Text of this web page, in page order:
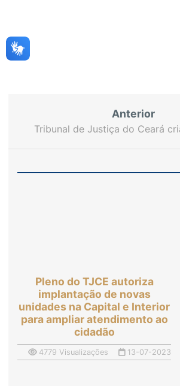
Anterior
Tribunal de Justiça do Ceará
Juizados Especiais para
Judiciário
Pleno do TJCE autoriza
implantação de novas
unidades na Capital e Interior
para ampliar atendimento ao
cidadão
4779 Visualizações 13-07-2023